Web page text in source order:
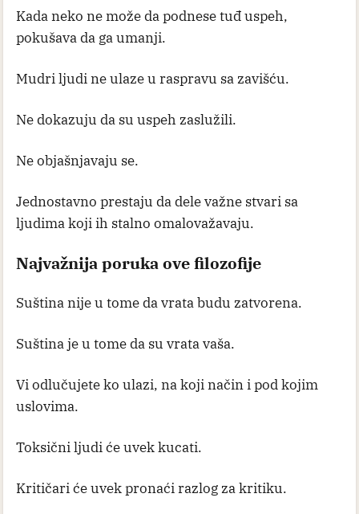
Kada neko ne može da podnese tuđ uspeh,
pokušava da ga umanji.
Mudri ljudi ne ulaze u raspravu sa zavišću.
Ne dokazuju da su uspeh zaslužili.
Ne objašnjavaju se.
Jednostavno prestaju da dele važne stvari sa
ljudima koji ih stalno omalovažavaju.
Najvažnija poruka ove filozofije
Suština nije u tome da vrata budu zatvorena.
Suština je u tome da su vrata vaša.
Vi odlučujete ko ulazi, na koji način i pod kojim
uslovima.
Toksični ljudi će uvek kucati.
Kritičari će uvek pronaći razlog za kritiku.